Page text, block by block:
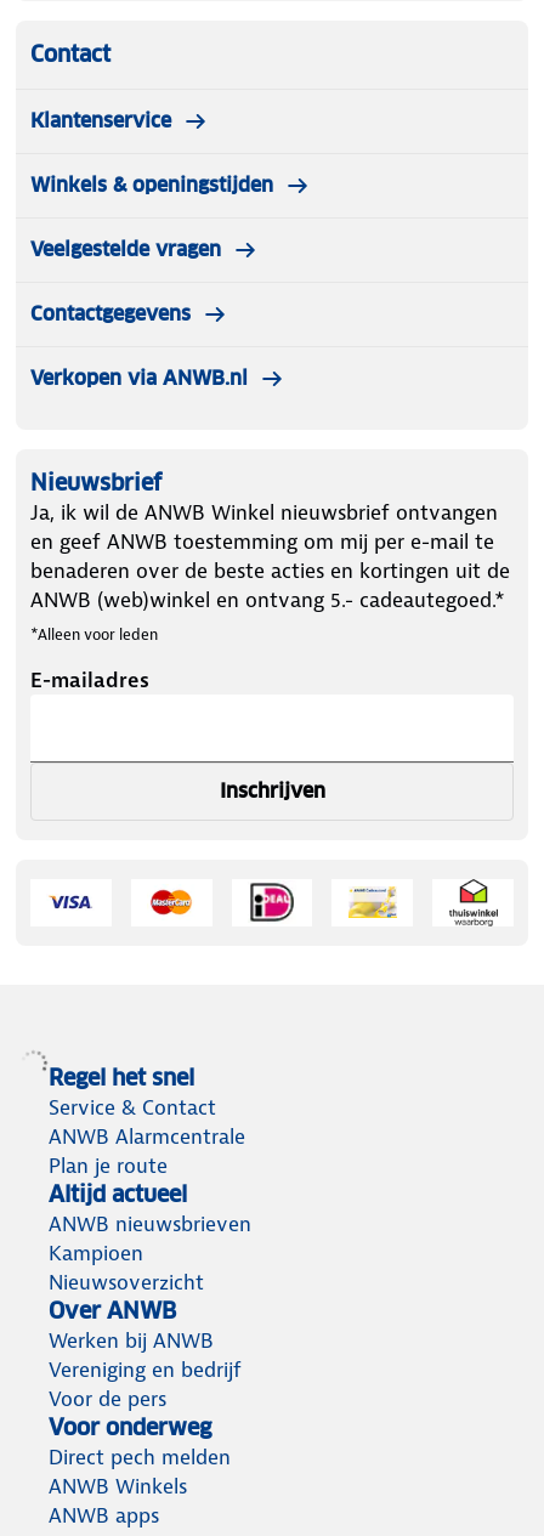
Contact
Klantenservice
Winkels & openingstijden
Veelgestelde vragen
Contactgegevens
Verkopen via ANWB.nl
Nieuwsbrief
Ja, ik wil de ANWB Winkel nieuwsbrief ontvangen
en geef ANWB toestemming om mij per e-mail te
benaderen over de beste acties en kortingen uit de
ANWB (web)winkel en ontvang 5.- cadeautegoed.*
*Alleen voor leden
E-mailadres
Inschrijven
Regel het snel
Service & Contact
ANWB Alarmcentrale
Plan je route
Altijd actueel
ANWB nieuwsbrieven
Kampioen
Nieuwsoverzicht
Over ANWB
Werken bij ANWB
Vereniging en bedrijf
Voor de pers
Voor onderweg
Direct pech melden
ANWB Winkels
ANWB apps